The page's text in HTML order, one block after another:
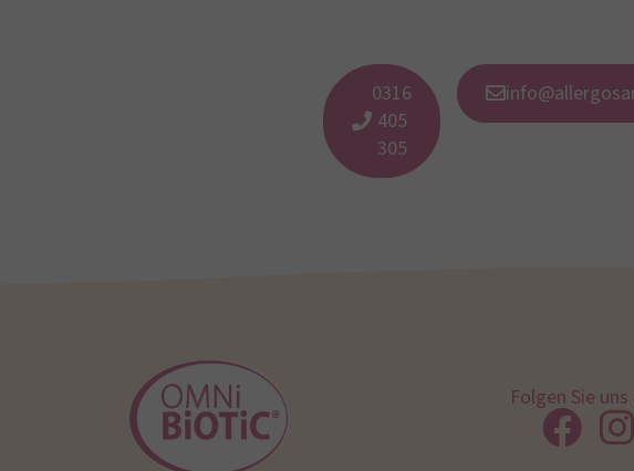
0316
405
305
Folgen Sie